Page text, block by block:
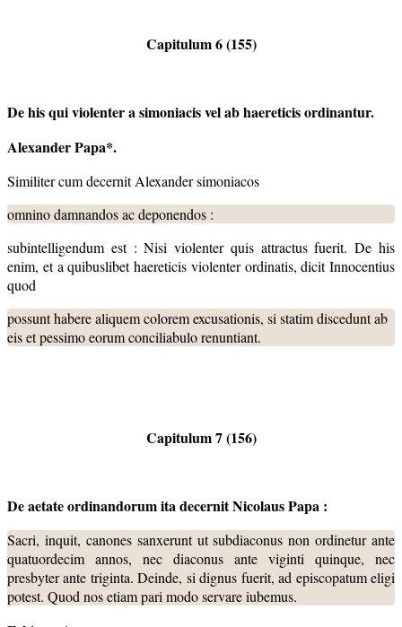
Capitulum 6 (155)
De his qui violenter a simoniacis vel ab haereticis ordinantur.
Alexander Papa*.
Similiter cum decernit Alexander simoniacos
omnino damnandos ac deponendos :
subintelligendum est : Nisi violenter quis attractus fuerit. De his
enim, et a quibuslibet haereticis violenter ordinatis, dicit Innocentius
quod
possunt habere aliquem colorem excusationis, si statim discedunt ab
eis et pessimo eorum conciliabulo renuntiant.
Capitulum 7 (156)
De aetate ordinandorum ita decernit Nicolaus Papa :
Sacri, inquit, canones sanxerunt ut subdiaconus non ordinetur ante
quatuordecim annos, nec diaconus ante viginti quinque, nec
presbyter ante triginta. Deinde, si dignus fuerit, ad episcopatum eligi
potest. Quod nos etiam pari modo servare iubemus.